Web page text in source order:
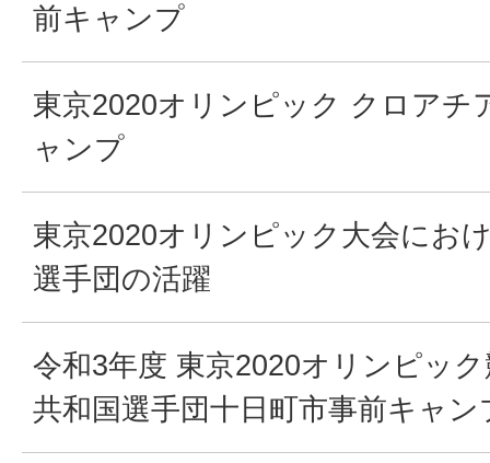
前キャンプ
東京2020オリンピック クロアチ
ャンプ
東京2020オリンピック大会にお
選手団の活躍
令和3年度 東京2020オリンピッ
共和国選手団十日町市事前キャン